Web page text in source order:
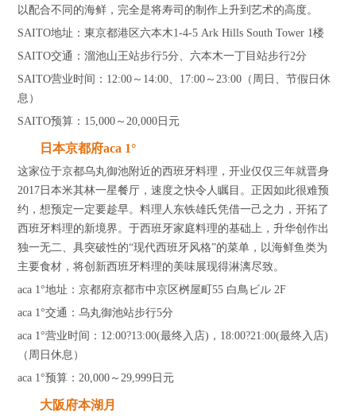
以配合不同的海鲜，完全是将寿司的制作上升到艺术的高度。
SAITO地址：東京都港区六本木1-4-5 Ark Hills South Tower 1楼
SAITO交通：溜池山王站步行5分、六本木一丁目站步行2分
SAITO营业时间：12:00～14:00、17:00～23:00（周日、节假日休
息）
SAITO预算：15,000～20,000日元
日本京都府aca 1°
这家位于京都乌丸御池附近的西班牙料理，开业仅仅三年就晋身
2017日本米其林一星餐厅，速度之快令人瞩目。正因如此很难预
约，想预定一定要趁早。料理人东铁雄氏凭借一己之力，开拓了
西班牙料理的新境界。于西班牙家庭料理的基础上，升华创作出
独一无二、具突破性的“现代西班牙风格”的菜单，以海鲜鱼类为
主要食材，将创新西班牙料理的美味展现得淋漓尽致。
aca 1°地址：京都府京都市中京区桝屋町55 白鳥ビル 2F
aca 1°交通：乌丸御池站步行5分
aca 1°营业时间：12:00?13:00(最终入店)，18:00?21:00(最终入店)
（周日休息）
aca 1°预算：20,000～29,999日元
大阪府本湖月